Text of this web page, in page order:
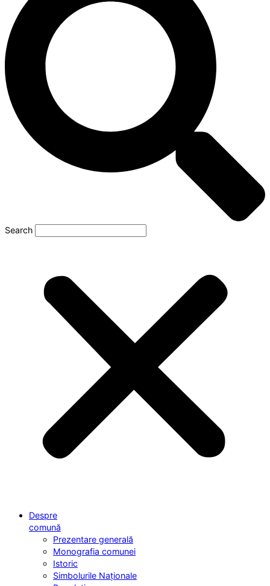
Search
Despre
comună
Prezentare generală
Monografia comunei
Istoric
Simbolurile Naționale